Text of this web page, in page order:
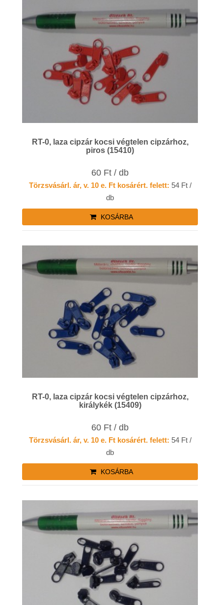
RT-0, laza cipzár kocsi végtelen cipzárhoz,
piros (15410)
60 Ft / db
Törzsvásárl. ár, v. 10 e. Ft kosárért. felett: 54 Ft /
db
KOSÁRBA
RT-0, laza cipzár kocsi végtelen cipzárhoz,
királykék (15409)
60 Ft / db
Törzsvásárl. ár, v. 10 e. Ft kosárért. felett: 54 Ft /
db
KOSÁRBA